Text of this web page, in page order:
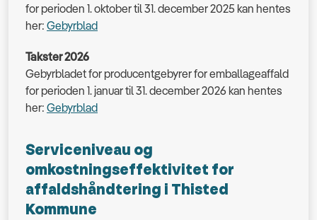
for perioden 1. oktober til 31. december 2025 kan hentes
her: Gebyrblad
Takster 2026
Gebyrbladet for producentgebyrer for emballageaffald
for perioden 1. januar til 31. december 2026 kan hentes
her: Gebyrblad
Serviceniveau og
omkostningseffektivitet for
affaldshåndtering i Thisted
Kommune